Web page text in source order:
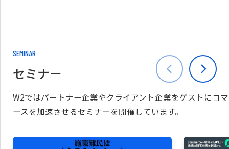
SEMINAR
セミナー
W2ではパートナー企業やクライアント企業をゲストにコマ
ースを加速させるセミナーを開催しています。